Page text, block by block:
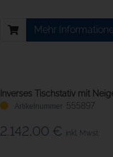
Mehr
Inverses Tischstativ mit
555897
2.142,00 € inkl. Mwst.